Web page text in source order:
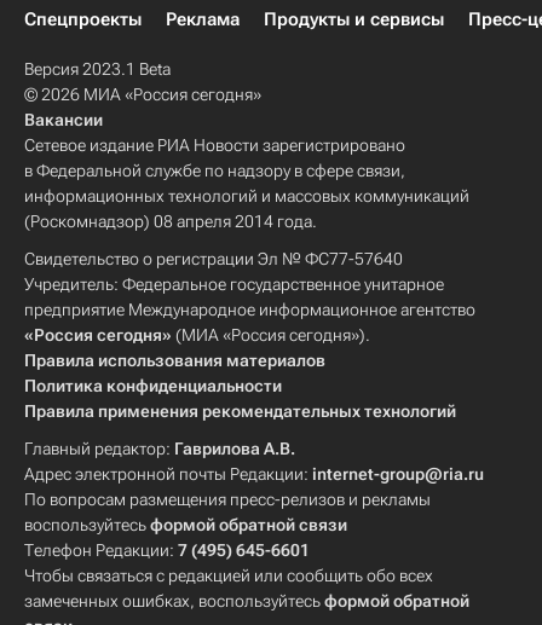
Спецпроекты
Реклама Продукты и сервисы Пресс-
Версия 2023.1 Beta
© 2026 МИА «Россия сегодня»
Вакансии
Сетевое издание РИА Новости зарегистрировано
в Федеральной службе по надзору в сфере связи,
информационных технологий и массовых коммуникаций
(Роскомнадзор) 08 апреля 2014 года.
Свидетельство о регистрации Эл № ФС77-57640
Учредитель: Федеральное государственное унитарное
предприятие Международное информационное агентство
«Россия сегодня» (МИА «Россия сегодня»).
Правила использования материалов
Политика конфиденциальности
Правила применения рекомендательных технологий
Главный редактор: Гаврилова А.В.
Адрес электронной почты Редакции: internet-group@ria.ru
По вопросам размещения пресс-релизов и рекламы
воспользуйтесьформой обратной связи
Телефон Редакции: 7 (495) 645-6601
Чтобы связаться с редакцией или сообщить обо всех
замеченных ошибках, воспользуйтесьформой обратной